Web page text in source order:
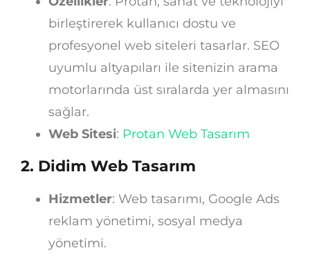
birleştirerek kullanıcı dostu ve
profesyonel web siteleri tasarlar. SEO
uyumlu altyapıları ile sitenizin arama
motorlarında üst sıralarda yer almasını
sağlar.
Web Sitesi: Protan Web Tasarım
2. Didim Web Tasarım
Hizmetler: Web tasarımı, Google Ads
reklam yönetimi, sosyal medya
yönetimi.